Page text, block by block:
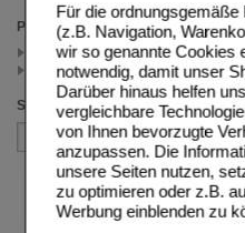
Für die
(z.B. Navigation,
wir so genannte Cookies
notwendig, damit unser
Darüber hinaus helfen
vergleichbare
von Ihnen bevorzugte
anzupassen. Die
unsere Seiten nutzen,
zu optimieren oder z.B.
Werbung einblenden zu
Preis
< 27.50 (1)
>= 27.50 (1)
Sortieren nach